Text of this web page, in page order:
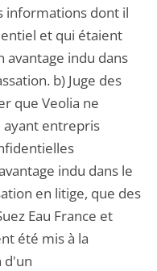
informations dont il
et qui étaient
avantage indu dans
b) Juge des
que Veolia ne
entrepris
indu dans le
en litige, que des
Eau France et
été mis à la
d'un